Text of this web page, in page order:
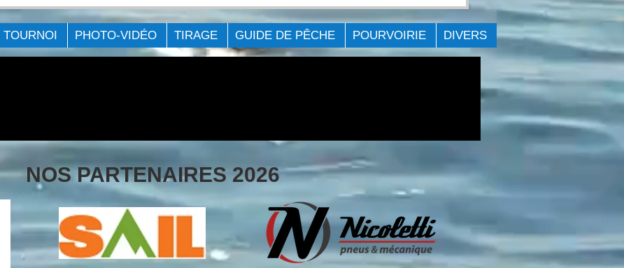
L’ÉVÉNEMENT Big Bag
Challenge - Lac St-
François 2021
L'ÉVÉNEMENT Big Bag
Challenge - Lac St-Louis
2021.
TOURNOI PHOTO-VIDÉO TIRAGE GUIDE DE PÊCHE POURVOIRIE DIVERS
NOS PARTENAIRES 2026